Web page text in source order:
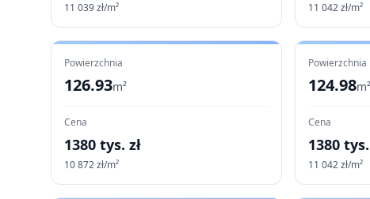
11 039zł/m² 11 042zł/m²
Powierzchnia
126.93m²
Cena
1380 tys. zł
10 872zł/m²
Powierzchnia
124.98m²
Cena
1380 tys.
11 042zł/m²